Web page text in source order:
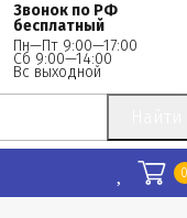
Звонок по РФ
бесплатный
Пн—Пт 9:00—17:00
Сб 9:00—14:00
Вс выходной